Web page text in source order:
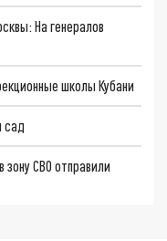
На генералов
школы Кубани
сад
СВО отправили